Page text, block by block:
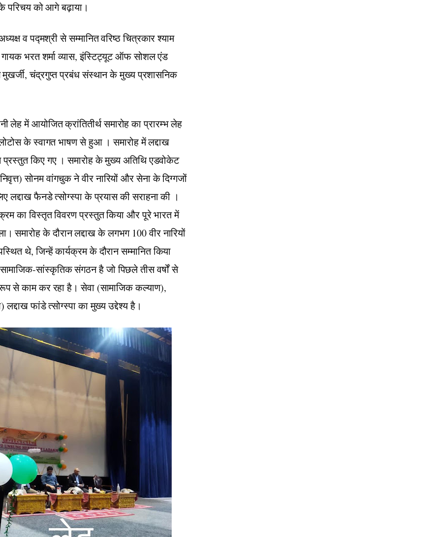
परिचय को आगे बढ़ाया।
व पद्मश्री से सम्मानित वरिष्ठ चित्रकार श्याम
गायक भरत शर्मा व्यास, इंस्टिट्यूट ऑफ सोशल एंड
चंद्रगुप्त प्रबंध संस्थान के मुख्य प्रशासनिक
लेह में आयोजित क्रांतितीर्थ समारोह का प्रारम्भ लेह
के स्वागत भाषण से हुआ । समारोह में लद्दाख
प्रस्तुत किए गए । समारोह के मुख्य अतिथि एडवोकेट
सोनम वांगचुक ने वीर नारियों और सेना के दिग्गजों
फैनडे त्सोग्स्पा के प्रयास की सराहना की ।
का विस्तृत विवरण प्रस्तुत किया और पूरे भारत में
समारोह के दौरान लद्दाख के लगभग 100 वीर नारियों
थे, जिन्हें कार्यक्रम के दौरान सम्मानित किया
सांस्कृतिक संगठन है जो पिछले तीस वर्षों से
रूप से काम कर रहा है। सेवा (सामाजिक कल्याण),
फांडे त्सोग्स्पा का मुख्य उद्देश्य है।